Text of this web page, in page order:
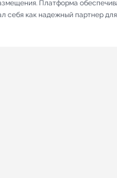
Платформа
как надежный партнер